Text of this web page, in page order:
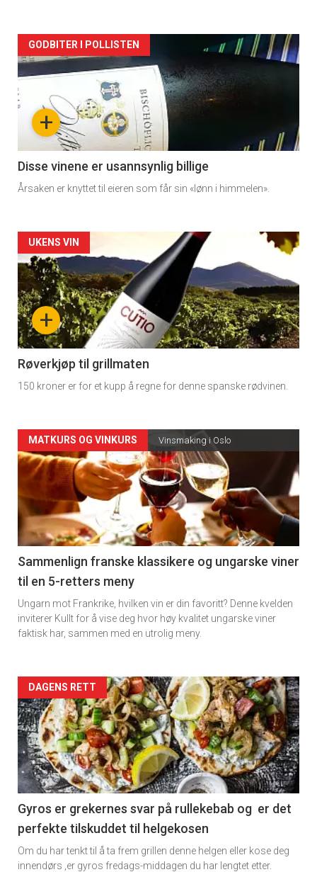
Forsiden
akkurat
nå
3
+
GODBITER I POLLISTEN
Disse vinene er usannsynlig billige
Årsaken er knyttet til eieren som får sin «lønn i himmelen».
Forsiden
akkurat
nå
-
4
+
UKENS VIN
Røverkjøp til grillmaten
150 kroner er for et kupp å regne for denne spanske rødvinen.
Forsiden
akkurat
nå
-
5
MATKURS OG VINKURS Vinsmaking i Oslo
Sammenlign franske klassikere og ungarske viner
til en 5-retters meny
Ungarn mot Frankrike, hvilken vin er din favoritt? Denne kvelden
inviterer Kullt for å vise deg hvor høy kvalitet ungarske viner
faktisk har, sammen med en utrolig meny.
Forsiden
akkurat
nå
-
6
DAGENS RETT
Gyros er grekernes svar på rullekebab og er det
perfekte tilskuddet til helgekosen
Om du har tenkt til å ta frem grillen denne helgen eller kose deg
innendørs ,er gyros fredags-middagen du har lengtet etter.